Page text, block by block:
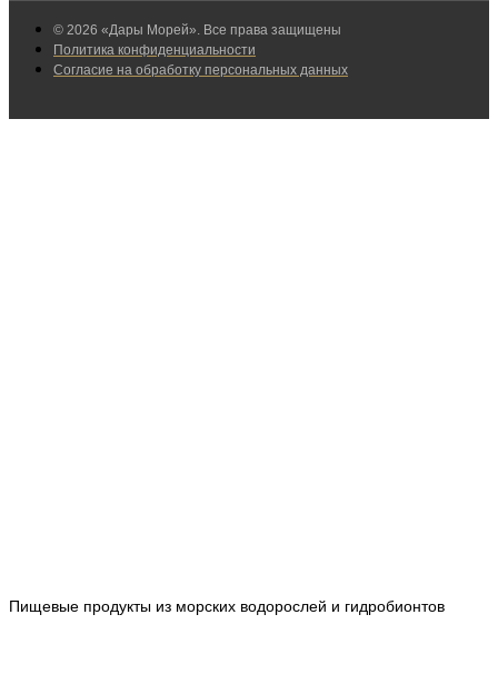
© 2026 «Дары Морей». Все права защищены
Политика конфиденциальности
Согласие на обработку персональных данных
Пищевые продукты из морских водорослей и гидробионтов